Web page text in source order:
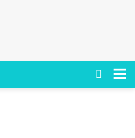
Cerca